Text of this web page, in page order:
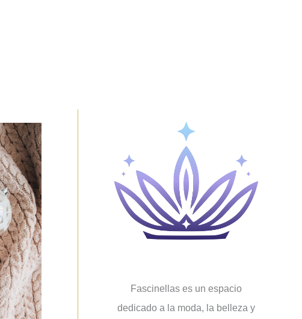
Fascinellas es un espacio
dedicado a la moda, la belleza y